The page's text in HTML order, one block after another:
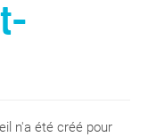
n'a été créé pour